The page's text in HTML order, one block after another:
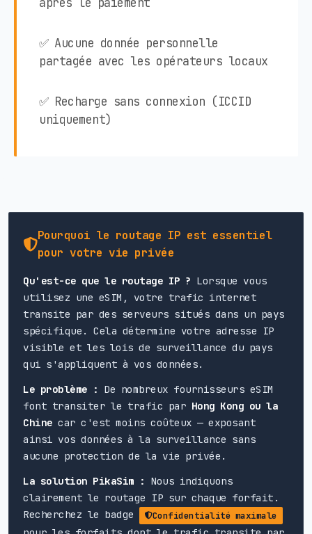
✅ Aucune donnée personnelle
partagée avec les opérateurs locaux
✅ Recharge sans connexion (ICCID
uniquement)
Pourquoi le routage IP est essentiel
pour votre vie privée
Qu'est-ce que le routage IP ? Lorsque vous
utilisez une eSIM, votre trafic internet
transite par des serveurs situés dans un pays
spécifique. Cela détermine votre adresse IP
visible et les lois de surveillance du pays
qui s'appliquent à vos données.
Le problème : De nombreux fournisseurs eSIM
font transiter le trafic par Hong Kong ou la
Chine car c'est moins coûteux — exposant
ainsi vos données à la surveillance sans
aucune protection de la vie privée.
La solution PikaSim : Nous indiquons
clairement le routage IP sur chaque forfait.
Recherchez le badge
Confidentialité maximale